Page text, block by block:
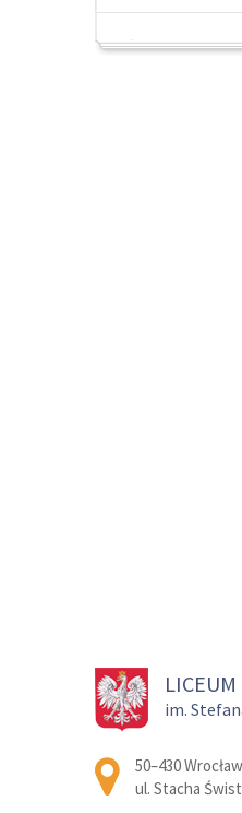
im.
Adres pocztowy:
50–430 Wrocław
ul. Stacha